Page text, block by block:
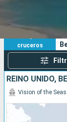
Puertos
4
cruceros
REINO UNIDO,
Vision of the Seas